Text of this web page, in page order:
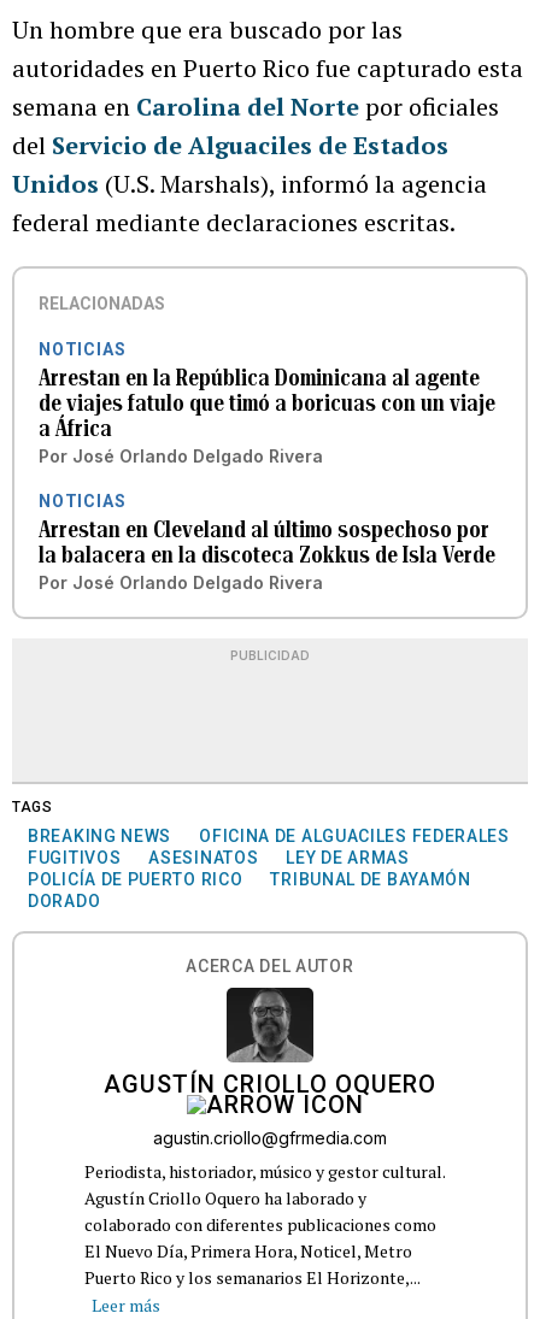
Un hombre que era buscado por las
autoridades en Puerto Rico fue capturado esta
semana en Carolina del Nortepor oficiales
del Servicio de Alguaciles de Estados
Unidos (U.S. Marshals), informó la agencia
federal mediante declaraciones escritas.
RELACIONADAS
NOTICIAS
Arrestan en la República Dominicana al agente
de viajes fatulo que timó a boricuas con un viaje
a África
Por José Orlando Delgado Rivera
NOTICIAS
Arrestan en Cleveland al último sospechoso por
la balacera en la discoteca Zokkus de Isla Verde
Por José Orlando Delgado Rivera
PUBLICIDAD
TAGS
BREAKING NEWS
OFICINA DE ALGUACILES FEDERALES
FUGITIVOS
ASESINATOS
LEY DE ARMAS
POLICÍA DE PUERTO RICO
TRIBUNAL DE BAYAMÓN
DORADO
ACERCA DEL AUTOR
AGUSTÍN CRIOLLO OQUERO
agustin.criollo@gfrmedia.com
Periodista, historiador, músico y gestor cultural.
Agustín Criollo Oquero ha laborado y
colaborado con diferentes publicaciones como
El Nuevo Día, Primera Hora, Noticel, Metro
Puerto Rico y los semanarios El Horizonte,...
Leer más